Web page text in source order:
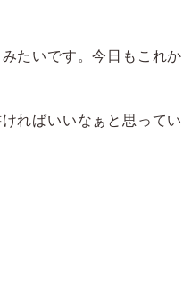
たいです。今日もこれ
ればいいなぁと思って